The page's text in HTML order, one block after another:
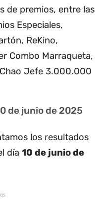
de premios, entre las
Especiales,
ReKino,
Combo Marraqueta,
Jefe 3.000.000
de junio de 2025
los resultados
día 10 de junio de